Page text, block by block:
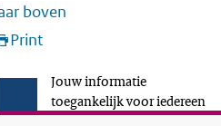
boven
Print
Jouw informatie
toegankelijk voor iedereen